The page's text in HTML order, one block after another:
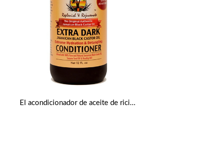
El acondicionador de aceite de ricino negro jamaicano Original Auténtico extra oscuro 12 Oz de Sunny Isle